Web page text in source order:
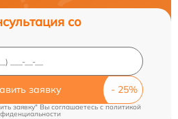
со
заявку
заявку" Вы соглашаетесь cполитикой